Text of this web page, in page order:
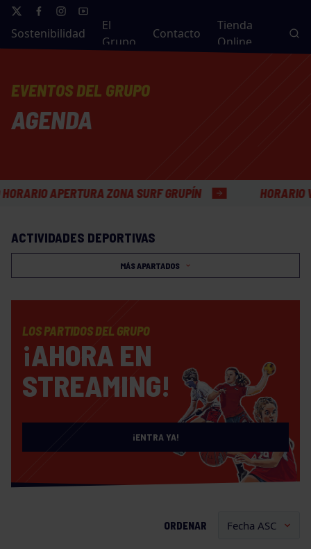
Sostenibilidad
El
Grupo
Contacto
Tienda
Online
EVENTOS DEL GRUPO
AGENDA
APERTURA ZONA SURF GRUPÍN HORARIO
ACTIVIDADES DEPORTIVAS
MÁS APARTADOS
LOS PARTIDOS DEL GRUPO
¡AHORA EN
STREAMING!
¡ENTRA YA!
ORDENAR